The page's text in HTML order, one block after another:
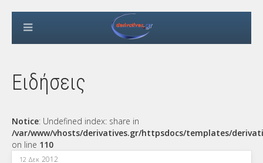
Ειδήσεις
Notice: Undefined index: share in
/var/www/vhosts/derivatives.gr/httpsdocs/templates/
on line 110
12 Δεκ 2012